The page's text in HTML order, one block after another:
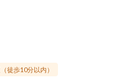
徒歩10分以内）